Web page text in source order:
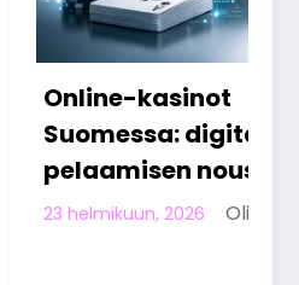
Miten suomalaiset
viettävät vapaa-aikaa
verkossa työpäivän
jälkeen